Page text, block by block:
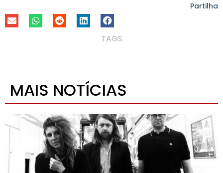
Partilha
TAGS
MAIS NOTÍCIAS